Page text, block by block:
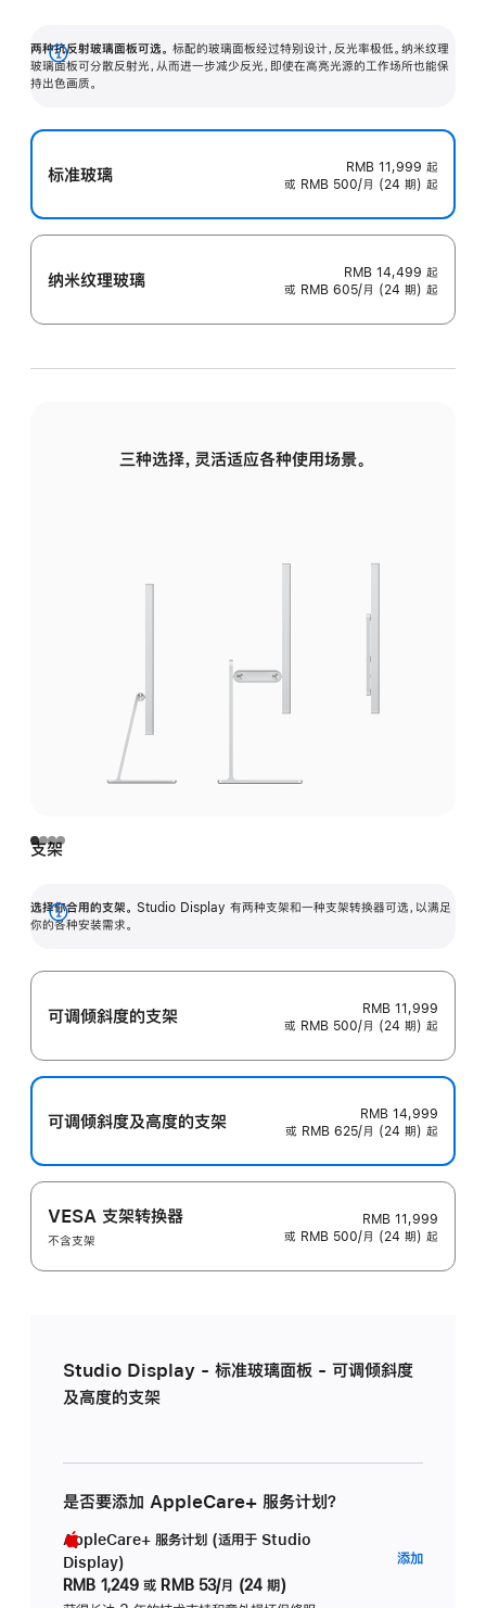
两种抗反射玻璃面板可选。 标配的玻璃面板经过特别设计，反光率极低。纳米纹理
玻璃面板可分散反射光，从而进一步减少反光，即使在高亮光源的工作场所也能保
持出色画质。
展
开
标准玻璃 RMB 11,999 起
或 RMB 500/月 (24 期) 起
纳米纹理玻璃 RMB 14,499 起
或 RMB 605/月 (24 期) 起
三种选择，灵活适应各种使用场景。
支架
选择你合用的支架。 Studio Display 有两种支架和一种支架转换器可选，以满足
你的各种安装需求。
展
可调倾斜度的支架
RMB 11,999
或 RMB 500/月 (24 期) 起
可调倾斜度及高‍度的支‍架
RMB 14,999
或 RMB 625/月 (24 期) 起
VESA 支架转换器
不含支架
RMB 11,999
或 RMB 500/月 (24 期) 起
Studio Display - 标准玻璃面板 - 可调倾斜度
及高度的支架
是否要添加 AppleCare+ 服务计划？
AppleCare+ 服务计划 (适用于 Studio
Display)
RMB 1,249 或 RMB 53/月 (24 期)
添加